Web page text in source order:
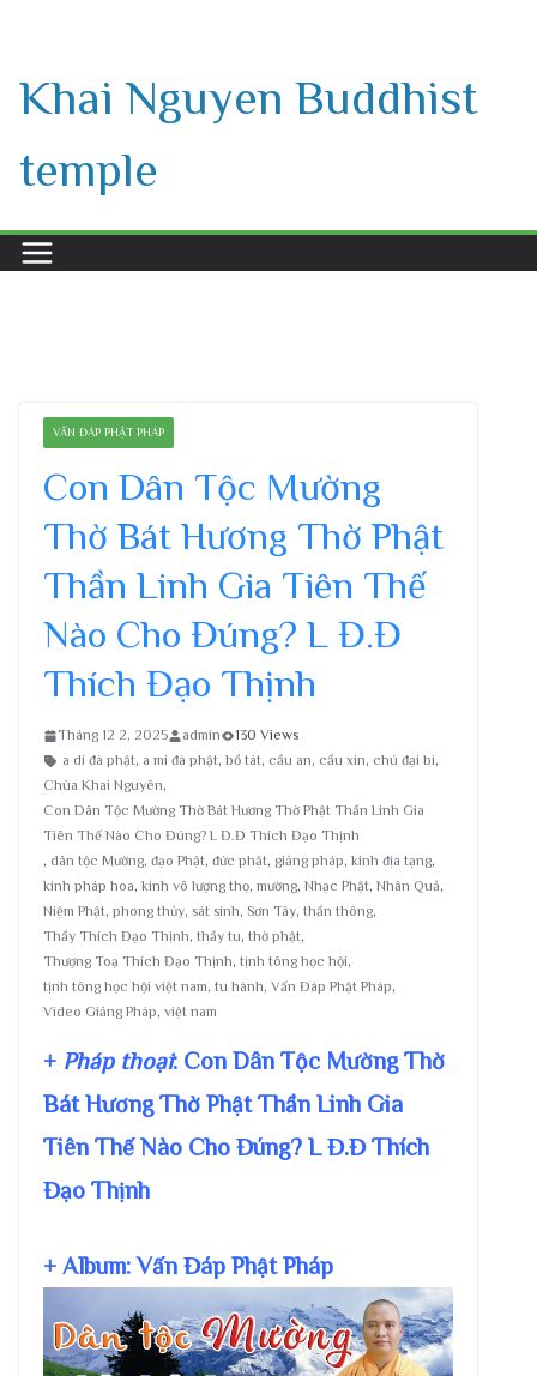
content
Khai Nguyen Buddhist
temple
VẤN ĐÁP PHẬT PHÁP
Con Dân Tộc Mường
Thờ Bát Hương Thờ Phật
Thần Linh Gia Tiên Thế
Nào Cho Đúng? L Đ.Đ
Thích Đạo Thịnh
Tháng 12 2, 2025 admin
130 Views
a di đà phật, a mi đà phật, bồ tát, cầu an, cầu xin, chú đại bi,
Chùa Khai Nguyên,
Con Dân Tộc Mường Thờ Bát Hương Thờ Phật Thần Linh Gia
Tiên Thế Nào Cho Đúng? L Đ.Đ Thích Đạo Thịnh
, dân tộc Mường, đạo Phật, đức phật, giảng pháp, kinh địa tạng,
kinh pháp hoa, kinh vô lượng thọ, mường, Nhạc Phật, Nhân Quả,
Niệm Phật, phong thủy, sát sinh, Sơn Tây, thần thông,
Thầy Thích Đạo Thịnh, thầy tu, thờ phật,
Thượng Toạ Thích Đạo Thịnh, tịnh tông học hội,
tịnh tông học hội việt nam, tu hành, Vấn Đáp Phật Pháp,
Video Giảng Pháp, việt nam
+ Pháp thoại: Con Dân Tộc Mường Thờ
Bát Hương Thờ Phật Thần Linh Gia
Tiên Thế Nào Cho Đúng? L Đ.Đ Thích
Đạo Thịnh
+ Album: Vấn Đáp Phật Pháp